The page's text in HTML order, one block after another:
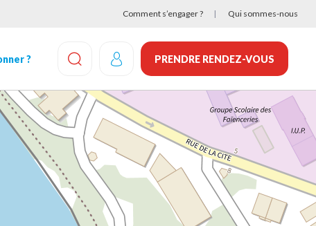
Comment s’engager ? Qui sommes-nous
?
EFFECTUEZ UNE RECHERCHE
PRENDRE RENDEZ-VOUS